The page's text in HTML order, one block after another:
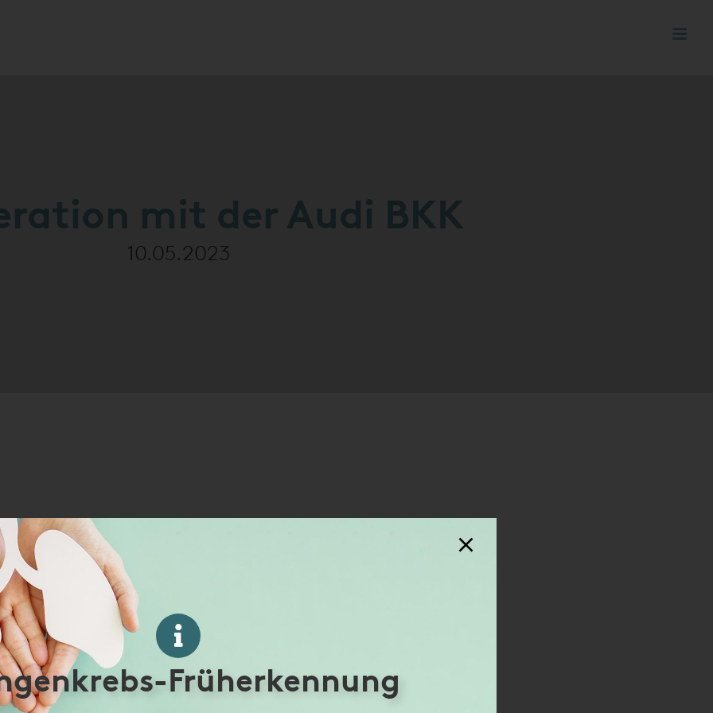
mit der Audi BKK
10.05.2023
zur Diagnostik von
Früherkennung